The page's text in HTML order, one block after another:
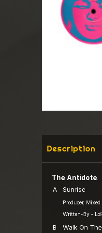
Description
The Antidote.
A Sunrise
Producer,
Written-By -
B Walk On